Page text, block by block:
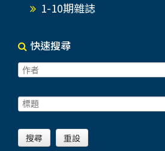
1-10期雜誌
快速搜尋